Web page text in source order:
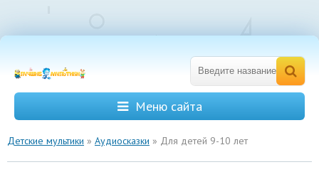
Меню сайта
Детские мультики » Аудиосказки » Для детей 9-10 лет